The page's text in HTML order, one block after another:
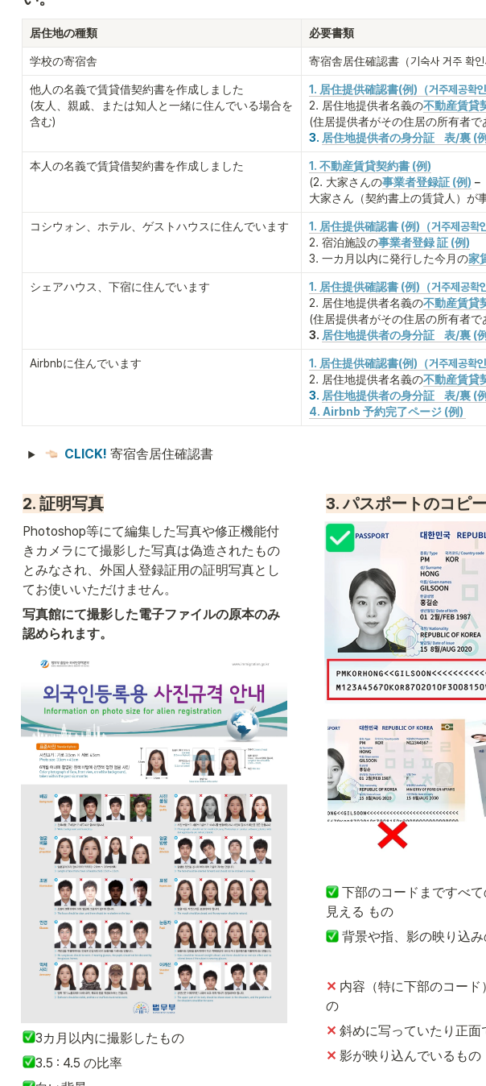
居住地の種類 必要書類
学校の寄宿舎 寄宿舎居住確認書（기숙사 거주 확인
他人の名義で賃貸借契約書を作成しました
(友人、親戚、または知人と一緒に住んでいる場合を
含む)
1. 居住提供確認書(例)（거주제공확인
2. 居住地提供者名義の不動産賃貸
(住居提供者がその住居の所有者で
3. 居住地提供者の身分証　表/裏 (
本人の名義で賃貸借契約書を作成しました
1. 不動産賃貸契約書 (例)
(2. 大家さんの事業者登録証 (例)
大家さん（契約書上の賃貸人）が
コシウォン、ホテル、ゲストハウスに住んでいます
1. 居住提供確認書 (例)（거주제공확인
2. 宿泊施設の事業者登録 証 (例)
3. 一カ月以内に発行した今月の家
シェアハウス、下宿に住んでいます
1. 居住提供確認書 (例)（거주제공확인
2. 居住地提供者名義の不動産賃貸
(住居提供者がその住居の所有者で
3. 居住地提供者の身分証　表/裏 (
Airbnbに住んでいます
1. 居住提供確認書(例)（거주제공확인
2. 居住地提供者名義の不動産賃貸
3. 居住地提供者の身分証　表/裏 (
4. Airbnb 予約完了ページ (例)
CLICK! 寄宿舎居住確認書
2. 証明写真
Photoshop等にて編集した写真や修正機能付
きカメラにて撮影した写真は偽造されたもの
とみなされ、外国人登録証用の証明写真とし
てお使いいただけません。
写真館にて撮影した電子ファイルの原本のみ
認められます。
3カ月以内に撮影したもの
3.5 : 4.5 の比率
3. パスポートのコピー
下部のコードまですべ
見える もの
背景や指、影の映り込
✕ 内容（特に下部のコード
の
✕ 斜めに写っていたり正面
✕ 影が映り込んでいるもの